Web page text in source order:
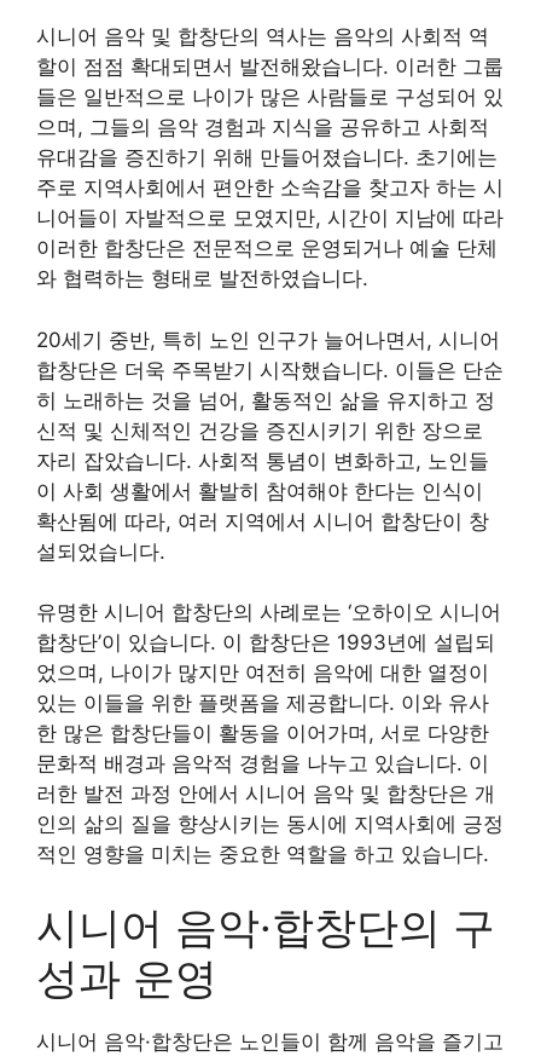
시니어 음악 및 합창단의 역사는 음악의 사회적 역
할이 점점 확대되면서 발전해왔습니다. 이러한 그룹
들은 일반적으로 나이가 많은 사람들로 구성되어 있
으며, 그들의 음악 경험과 지식을 공유하고 사회적
유대감을 증진하기 위해 만들어졌습니다. 초기에는
주로 지역사회에서 편안한 소속감을 찾고자 하는 시
니어들이 자발적으로 모였지만, 시간이 지남에 따라
이러한 합창단은 전문적으로 운영되거나 예술 단체
와 협력하는 형태로 발전하였습니다.
20세기 중반, 특히 노인 인구가 늘어나면서, 시니어
합창단은 더욱 주목받기 시작했습니다. 이들은 단순
히 노래하는 것을 넘어, 활동적인 삶을 유지하고 정
신적 및 신체적인 건강을 증진시키기 위한 장으로
자리 잡았습니다. 사회적 통념이 변화하고, 노인들
이 사회 생활에서 활발히 참여해야 한다는 인식이
확산됨에 따라, 여러 지역에서 시니어 합창단이 창
설되었습니다.
유명한 시니어 합창단의 사례로는 ‘오하이오 시니어
합창단’이 있습니다. 이 합창단은 1993년에 설립되
었으며, 나이가 많지만 여전히 음악에 대한 열정이
있는 이들을 위한 플랫폼을 제공합니다. 이와 유사
한 많은 합창단들이 활동을 이어가며, 서로 다양한
문화적 배경과 음악적 경험을 나누고 있습니다. 이
러한 발전 과정 안에서 시니어 음악 및 합창단은 개
인의 삶의 질을 향상시키는 동시에 지역사회에 긍정
적인 영향을 미치는 중요한 역할을 하고 있습니다.
시니어 음악·합창단의 구
성과 운영
시니어 음악·합창단은 노인들이 함께 음악을 즐기고